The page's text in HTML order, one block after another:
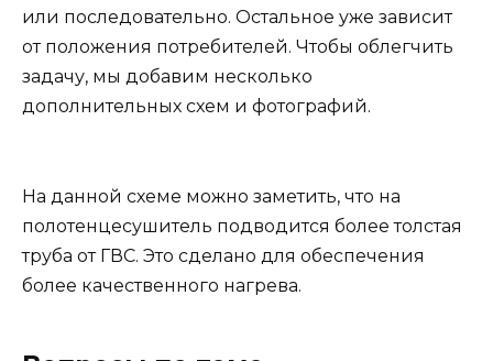
или последовательно. Остальное уже зависит
от положения потребителей. Чтобы облегчить
задачу, мы добавим несколько
дополнительных схем и фотографий.
На данной схеме можно заметить, что на
полотенцесушитель подводится более толстая
труба от ГВС. Это сделано для обеспечения
более качественного нагрева.